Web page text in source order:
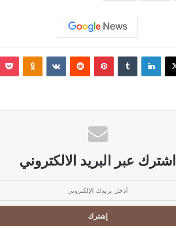
‫X لينكدإن ‏Tumblr بينتيريست ‏Reddit
‏VKontakte
Odnoklassniki
اشترك عبر البريد الالكتروني